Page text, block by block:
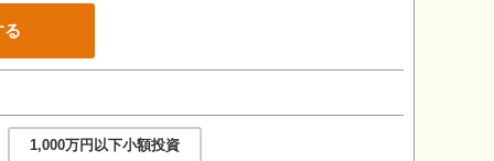
る
1,000万円以下小額投資